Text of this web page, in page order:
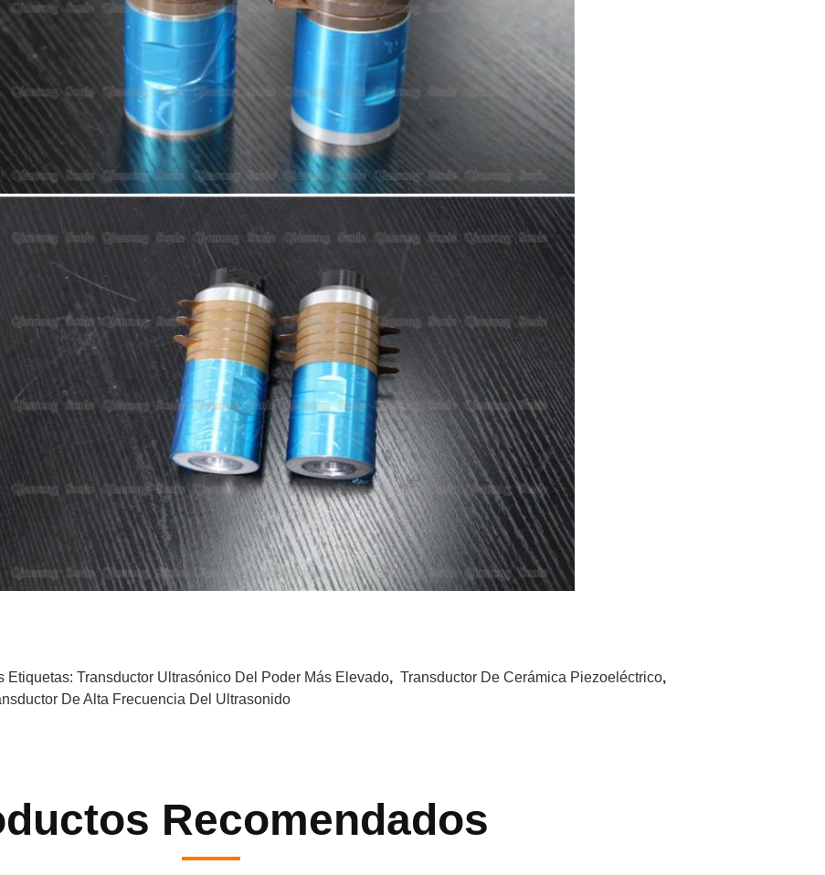
Etiquetas: Transductor Ultrasónico Del Poder Más Elevado, Transductor De Cerámica Piezoeléctrico,
De Alta Frecuencia Del Ultrasonido
Recomendados